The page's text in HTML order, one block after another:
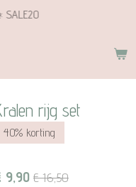
SALE20
rijg set
40% korting
9,90 € 16,50